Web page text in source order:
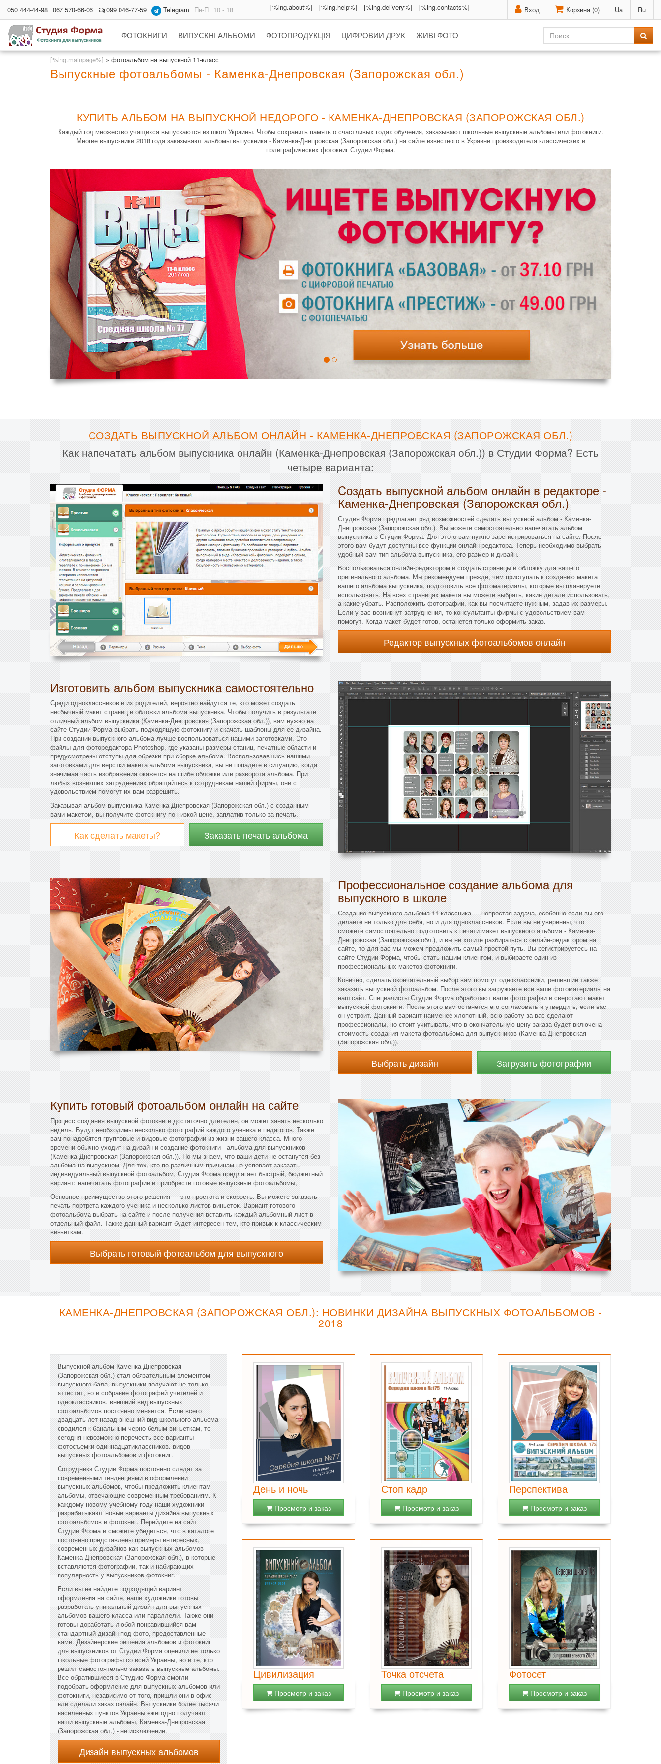
Вход Корзина (0) Ua Ru
050 444-44-98 067 570-66-06 099 046-77-59 Telegram Пн-Пт 10 - 18 [%lng.about%] [%lng.help%] [%lng.delivery%] [%lng.contacts%]
ФОТОКНИГИ ВИПУСКНІ АЛЬБОМИ ФОТОПРОДУКЦІЯ ЦИФРОВИЙ ДРУК ЖИВІ ФОТО
[%lng.mainpage%] » фотоальбом на выпускной 11-класс
Выпускные фотоальбомы - Каменка-Днепровская (Запорожская обл.)
КУПИТЬ АЛЬБОМ НА ВЫПУСКНОЙ НЕДОРОГО - КАМЕНКА-ДНЕПРОВСКАЯ (ЗАПОРОЖСКАЯ ОБЛ.)
Каждый год множество учащихся выпускаются из школ Украины. Чтобы сохранить память о счастливых годах обучения, заказывают школьные выпускные альбомы или фотокниги.
Многие выпускники 2018 года заказывают альбомы выпускника - Каменка-Днепровская (Запорожская обл.) на сайте известного в Украине производителя классических и
полиграфических фотокниг Студии Форма.
СОЗДАТЬ ВЫПУСКНОЙ АЛЬБОМ ОНЛАЙН - КАМЕНКА-ДНЕПРОВСКАЯ (ЗАПОРОЖСКАЯ ОБЛ.)
Как напечатать альбом выпускника онлайн (Каменка-Днепровская (Запорожская обл.)) в Студии Форма? Есть
четыре варианта:
Cоздать выпускной альбом онлайн в редакторе -
Каменка-Днепровская (Запорожская обл.)
Студия Форма предлагает ряд возможностей сделать выпускной альбом - Каменка-
Днепровская (Запорожская обл.). Вы можете самостоятельно напечатать альбом
выпускника в Студии Форма. Для этого вам нужно зарегистрироваться на сайте. После
этого вам будут доступны все функции онлайн редактора. Теперь необходимо выбрать
удобный вам тип альбома выпускника, его размер и дизайн.
Воспользоваться онлайн-редактором и создать страницы и обложку для вашего
оригинального альбома. Мы рекомендуем прежде, чем приступать к созданию макета
вашего альбома выпускника, подготовить все фотоматериалы, которые вы планируете
использовать. На всех страницах макета вы можете выбрать, какие детали использовать,
а какие убрать. Расположить фотографии, как вы посчитаете нужным, задав их размеры.
Если у вас возникнут затруднения, то консультанты фирмы с удовольствием вам
помогут. Когда макет будет готов, останется только оформить заказ.
Редактор выпускных фотоальбомов онлайн
Изготовить альбом выпускника самостоятельно
Среди одноклассников и их родителей, вероятно найдутся те, кто может создать
необычный макет страниц и обложки альбома выпускника. Чтобы получить в результате
отличный альбом выпускника (Каменка-Днепровская (Запорожская обл.)), вам нужно на
сайте Студии Форма выбрать подходящую фотокнигу и скачать шаблоны для ее дизайна.
При создании выпускного альбома лучше воспользоваться нашими заготовками. Это
файлы для фоторедактора Photoshop, где указаны размеры станиц, печатные области и
предусмотрены отступы для обрезки при сборке альбома. Воспользовавшись нашими
заготовками для верстки макета альбома выпускника, вы не попадете в ситуацию, когда
значимая часть изображения окажется на сгибе обложки или разворота альбома. При
любых возникших затруднениях обращайтесь к сотрудникам нашей фирмы, они с
удовольствием помогут их вам разрешить.
Заказывая альбом выпускника Каменка-Днепровская (Запорожская обл.) с созданным
вами макетом, вы получите фотокнигу по низкой цене, заплатив только за печать.
Как сделать макеты? Заказать печать альбома
Профессиональное создание альбома для
выпускного в школе
Создание выпускного альбома 11 классника — непростая задача, особенно если вы его
делаете не только для себя, но и для одноклассников. Если вы не уверенны, что
сможете самостоятельно подготовить к печати макет выпускного альбома - Каменка-
Днепровская (Запорожская обл.), и вы не хотите разбираться с онлайн-редактором на
сайте, то для вас мы можем предложить самый простой путь. Вы регистрируетесь на
сайте Студии Форма, чтобы стать нашим клиентом, и выбираете один из
профессиональных макетов фотокниги.
Конечно, сделать окончательный выбор вам помогут одноклассники, решившие также
заказать выпускной фотоальбом. После этого вы загружаете все ваши фотоматериалы на
наш сайт. Специалисты Студии Форма обработают ваши фотографии и сверстают макет
выпускной фотокниги. После этого вам останется его согласовать и утвердить, если вас
он устроит. Данный вариант наименее хлопотный, всю работу за вас сделают
профессионалы, но стоит учитывать, что в окончательную цену заказа будет включена
стоимость создания макета фотоальбома для выпускников (Каменка-Днепровская
(Запорожская обл.)).
Выбрать дизайн Загрузить фотографии
Купить готовый фотоальбом онлайн на сайте
Процесс создания выпускной фотокниги достаточно длителен, он может занять несколько
недель. Будут необходимы несколько фотографий каждого ученика и педагогов. Также
вам понадобятся групповые и видовые фотографии из жизни вашего класса. Много
времени обычно уходит на дизайн и создание фотокниги - альбома для выпускников
(Каменка-Днепровская (Запорожская обл.)). Но мы знаем, что ваши дети не останутся без
альбома на выпускном. Для тех, кто по различным причинам не успевает заказать
индивидуальный выпускной фотоальбом, Студия Форма предлагает быстрый, бюджетный
вариант: напечатать фотографии и приобрести готовые выпускные фотоальбомы, .
Основное преимущество этого решения — это простота и скорость. Вы можете заказать
печать портрета каждого ученика и несколько листов виньеток. Вариант готового
фотоальбома выбрать на сайте и после получения вставить каждый альбомный лист в
отдельный файл. Также данный вариант будет интересен тем, кто привык к классическим
виньеткам.
Выбрать готовый фотоальбом для выпускного
КАМЕНКА-ДНЕПРОВСКАЯ (ЗАПОРОЖСКАЯ ОБЛ.): НОВИНКИ ДИЗАЙНА ВЫПУСКНЫХ ФОТОАЛЬБОМОВ -
2018
Выпускной альбом Каменка-Днепровская
(Запорожская обл.) стал обязательным элементом
выпускного бала, выпускники получают не только
аттестат, но и собрание фотографий учителей и
одноклассников. внешний вид выпускных
фотоальбомов постоянно меняется. Если всего
двадцать лет назад внешний вид школьного альбома
сводился к банальным черно-белым виньеткам, то
сегодня невозможно перечесть все варианты
фотосъемки одиннадцатиклассников, видов
выпускных фотоальбомов и фотокниг.
Сотрудники Студии Форма постоянно следят за
современными тенденциями в оформлении
выпускных альбомов, чтобы предложить клиентам
альбомы, отвечающие современным требованиям. К
каждому новому учебному году наши художники
разрабатывают новые варианты дизайна выпускных
фотоальбомов и фотокниг. Перейдите на сайт
Студии Форма и сможете убедиться, что в каталоге
постоянно представлены примеры интересных,
современных дизайнов как выпускных альбомов -
Каменка-Днепровская (Запорожская обл.), в которые
вставляются фотографии, так и набирающих
популярность у выпускников фотокниг.
Если вы не найдете подходящий вариант
оформления на сайте, наши художники готовы
разработать уникальный дизайн для выпускных
альбомов вашего класса или параллели. Также они
готовы доработать любой понравившийся вам
стандартный дизайн под фото, предоставленные
вами. Дизайнерские решения альбомов и фотокниг
для выпускников от Студии Форма оценили не только
школьные фотографы со всей Украины, но и те, кто
решил самостоятельно заказать выпускные альбомы.
Все обратившиеся в Студию Форма смогли
подобрать оформление для выпускных альбомов или
фотокниги, независимо от того, пришли они в офис
или сделали заказ онлайн. Выпускники более тысячи
населенных пунктов Украины ежегодно получают
наши выпускные альбомы, Каменка-Днепровская
(Запорожская обл.) - не исключение.
Дизайн выпускных альбомов
День и ночь
Просмотр и заказ
Стоп кадр
Просмотр и заказ
Перспектива
Просмотр и заказ
Цивилизация
Просмотр и заказ
Точка отсчета
Просмотр и заказ
Фотосет
Просмотр и заказ